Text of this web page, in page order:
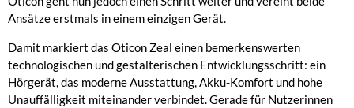
Ansätze erstmals in einem einzigen Gerät.
Damit markiert das Oticon Zeal einen bemerkenswerten
technologischen und gestalterischen Entwicklungsschritt: ein
Hörgerät, das moderne Ausstattung, Akku-Komfort und hohe
Unauffälligkeit miteinander verbindet. Gerade für Nutzerinnen